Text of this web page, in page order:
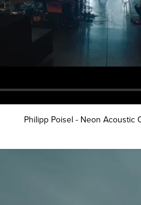
Philipp Poisel - Neon Acoustic